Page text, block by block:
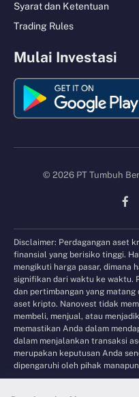
Syarat dan Ketentuan
Trading Rules
Mulai Investasi
© 2026 PT Tumbuh
Disclaimer: Perdagangan aset
finansial yang berisiko tinggi.
mengikuti harga pasar, dimana
signifikan dari waktu ke waktu.
dan pertimbangan yang
aset kripto. Nanovest tidak
membeli, menjual, atau
memastikan Anda dalam
dalam menjalankan transaksi
merupakan keputusan Anda
dipengaruhi oleh pihak